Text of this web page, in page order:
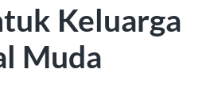
Keluarga
Muda